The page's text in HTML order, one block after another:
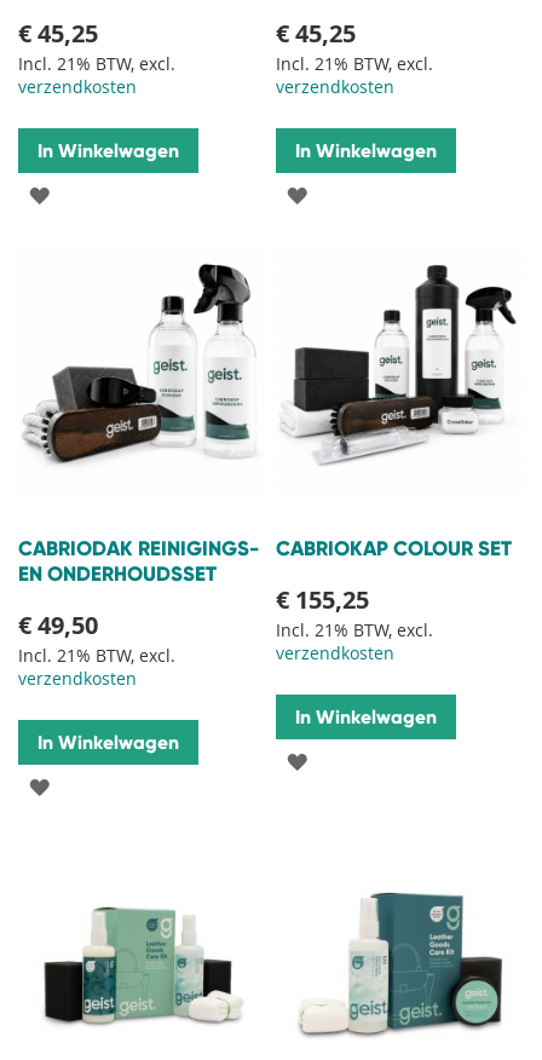
€ 45,25
Incl. 21% BTW, excl.
verzendkosten
In Winkelwagen
VOEG
VERLANGLIJST
€ 45,25
Incl. 21% BTW, excl.
verzendkosten
In Winkelwagen
VOEG
VERLANGLIJST
CABRIODAK REINIGINGS-
EN ONDERHOUDSSET
€ 49,50
Incl. 21% BTW, excl.
verzendkosten
In Winkelwagen
VOEG
VERLANGLIJST
CABRIOKAP COLOUR SET
€ 155,25
Incl. 21% BTW, excl.
verzendkosten
In Winkelwagen
VOEG
VERLANGLIJST